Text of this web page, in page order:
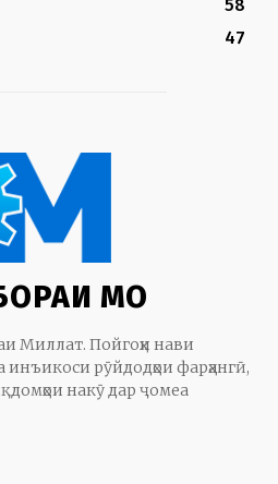
58
47
МО
Миллат. Пойгоҳи нави
рӯйдодҳои фарҳангӣ,
накӯ дар ҷомеа